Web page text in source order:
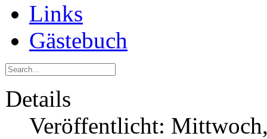
Links
Gästebuch
Details
Veröffentlicht: